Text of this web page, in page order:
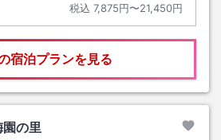
税込 7,875円〜21,450円
宿泊プランを見る
の里